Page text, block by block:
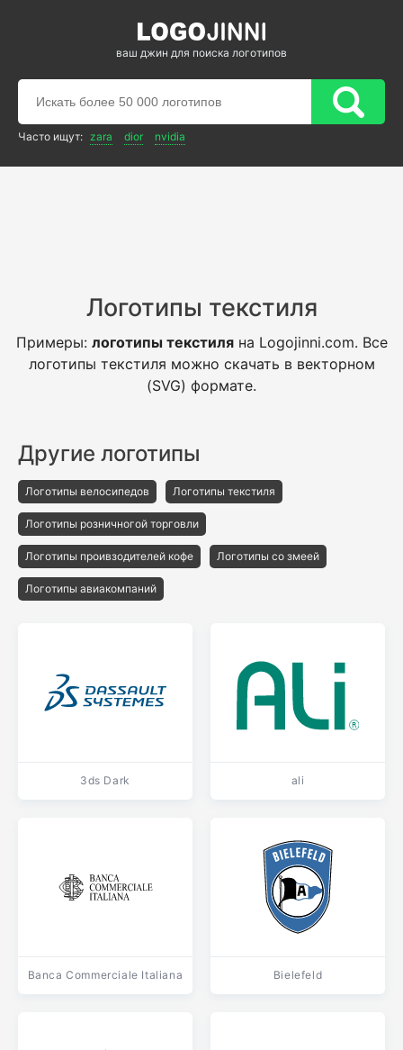
ваш джин для поиска логотипов
Часто ищут: zara dior nvidia
Логотипы текстиля
Примеры: логотипы текстиляна Logojinni.com. Все
логотипы текстиля можно скачать в векторном
(SVG) формате.
Другие логотипы
Логотипы велосипедов Логотипы текстиля
Логотипы розничногой торговли
Логотипы проивзодителей кофе Логотипы со змеей
Логотипы авиакомпаний
3ds Dark ali
Banca Commerciale Italiana Bielefeld